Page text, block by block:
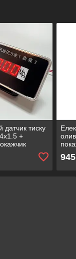
датчик тиску
+
945